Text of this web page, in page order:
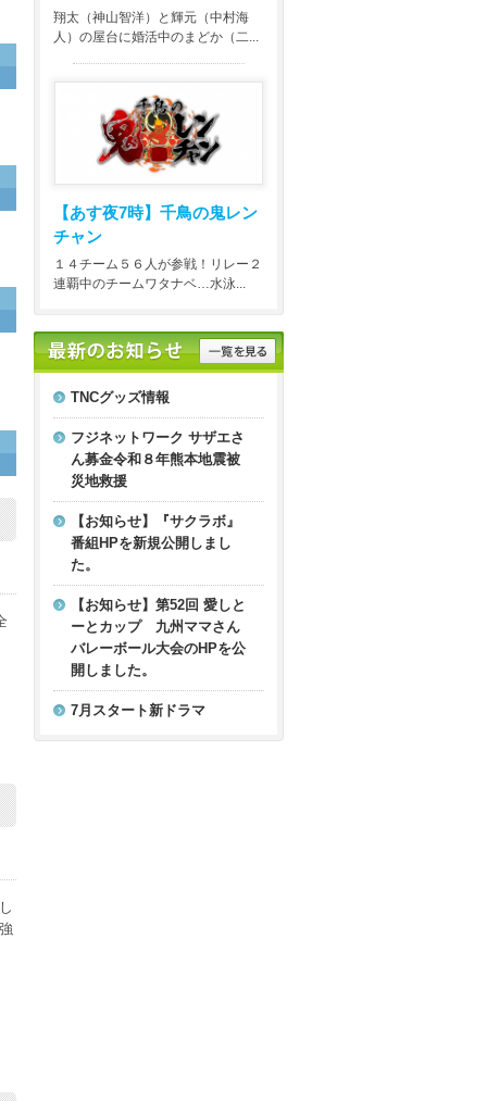
翔太（神山智洋）と輝元（中村海
人）の屋台に婚活中のまどか（二...
【あす夜7時】 千鳥の鬼レン
チャン
１４チーム５６人が参戦！リレー２
連覇中のチームワタナベ…水泳...
TNCグッズ情報
フジネットワーク サザエさ
ん募金令和８年熊本地震被
災地救援
【お知らせ】『サクラボ』
番組HPを新規公開しまし
た。
【お知らせ】第52回 愛しと
ーとカップ 九州ママさん
バレーボール大会のHPを公
開しました。
7月スタート新ドラマ